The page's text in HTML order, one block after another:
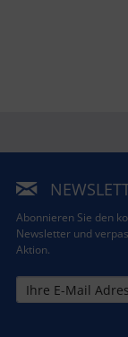
Abonnieren Sie den
Newsletter und
Aktion.